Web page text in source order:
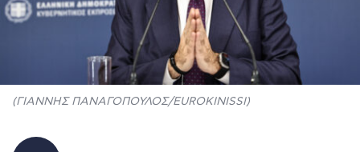
(ΓΙΑΝΝΗΣ ΠΑΝΑΓΟΠΟΥΛΟΣ/EUROKINISSI)